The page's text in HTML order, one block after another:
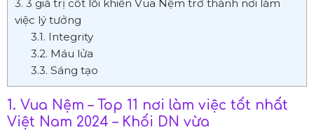
3. 3 giá trị cốt lõi khiến Vua Nệm trở thành nơi làm
việc lý tưởng
3.1. Integrity
3.2. Máu lửa
3.3. Sáng tạo
1. Vua Nệm – Top 11 nơi làm việc tốt nhất
Việt Nam 2024 – Khối DN vừa